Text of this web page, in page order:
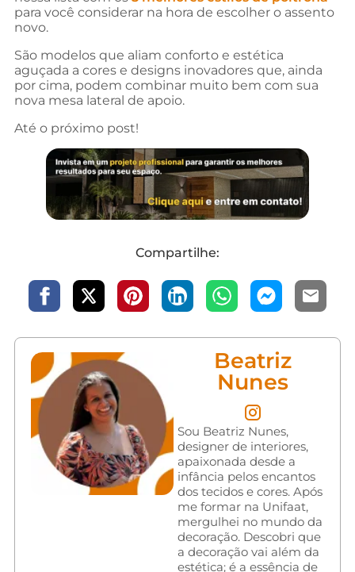
para você considerar na hora de escolher o assento
novo.
São modelos que aliam conforto e estética
aguçada a cores e designs inovadores que, ainda
por cima, podem combinar muito bem com sua
nova mesa lateral de apoio.
Até o próximo post!
Compartilhe:
Beatriz
Nunes
Sou Beatriz Nunes,
designer de interiores,
apaixonada desde a
infância pelos encantos
dos tecidos e cores. Após
me formar na Unifaat,
mergulhei no mundo da
decoração. Descobri que
a decoração vai além da
estética; é a essência de